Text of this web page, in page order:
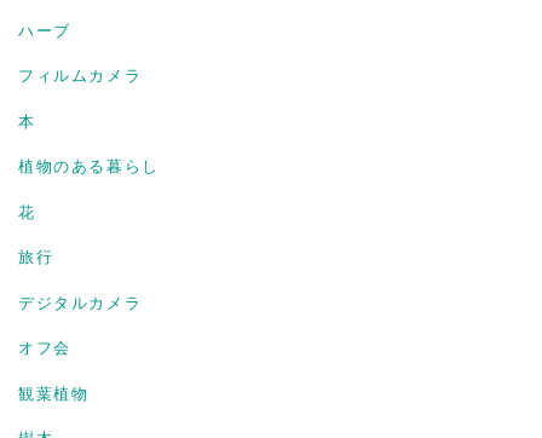
ハーブ
フィルムカメラ
本
植物のある暮らし
花
旅行
デジタルカメラ
オフ会
観葉植物